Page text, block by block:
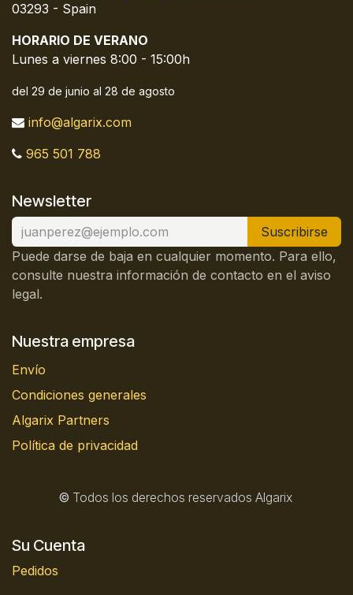
03293 - Spain
HORARIO DE VERANO
Lunes a viernes 8:00 - 15:00h
del 29 de junio al 28 de agosto
info@algarix.com
965 501 788
Newsletter
Suscribirse
Puede darse de baja en cualquier momento. Para ello,
consulte nuestra información de contacto en el aviso
legal.
Nuestra empresa
Envío
Condiciones generales
Algarix Partners
Política de privacidad
© Todos los derechos reservados Algarix
Su Cuenta
Pedidos